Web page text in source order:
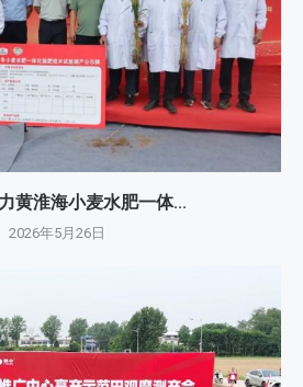
黄淮海小麦水肥一体...
2026年5月26日